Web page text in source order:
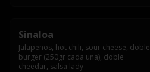
Sinaloa
Jalapeños, hot chili, sour cheese, doble
burger (250gr cada una), doble
cheedar, salsa lady